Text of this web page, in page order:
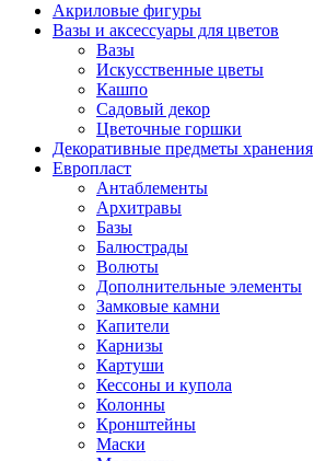
Акриловые фигуры
Вазы и аксессуары для цветов
Вазы
Искусственные цветы
Кашпо
Садовый декор
Цветочные горшки
Декоративные предметы хранения
Европласт
Антаблементы
Архитравы
Базы
Балюстрады
Волюты
Дополнительные элементы
Замковые камни
Капители
Карнизы
Картуши
Кессоны и купола
Колонны
Кронштейны
Маски